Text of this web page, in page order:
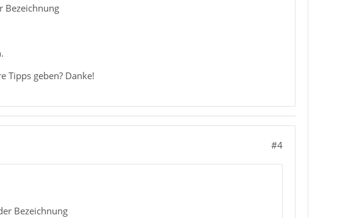
Bezeichnung
Tipps geben? Danke!
#4
Bezeichnung